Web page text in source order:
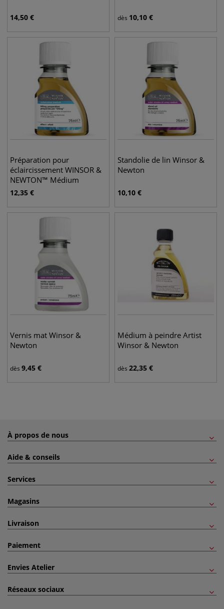
14,50 € dès 10,10 €
Préparation pour
éclaircissement WINSOR &
NEWTON™ Médium
aquarelle
12,35 €
Standolie de lin Winsor &
Newton
10,10 €
Vernis mat Winsor &
Newton
dès 9,45 €
Médium à peindre Artist
Winsor & Newton
dès 22,35 €
À propos de nous
Aide & conseils
Services
Magasins
Livraison
Paiement
Envies Atelier
Réseaux sociaux